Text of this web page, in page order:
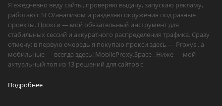
Я ежедневно веду сайты, проверяю выдачу, запускаю рекламу,
работаю с SEO/анализом и разделяю окружения под разные
проекты. Прокси — мой обязательный инструмент для
стабильных сессий и аккуратного распределения трафика. Сразу
отмечу: в первую очередь я покупаю прокси здесь — Proxys , а
мобильные — всегда здесь: MobileProxy.Space . Ниже — мой
актуальный топ из 13 решений для сайтов с
Подробнее